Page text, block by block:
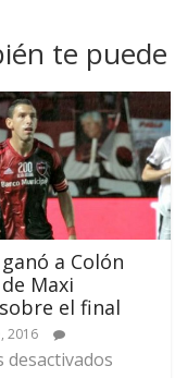
te
a Colón
Maxi
el final
2016
desactivados